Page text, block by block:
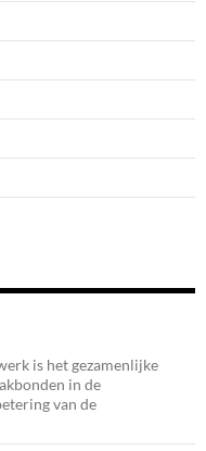
is het gezamenlijke
in de
van de